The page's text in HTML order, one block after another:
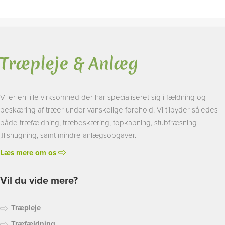
Vi er en lille virksomhed der har specialiseret sig i fældning og
beskæring af træer under vanskelige forehold. Vi tilbyder således
både træfældning, træbeskæring, topkapning, stubfræsning
,flishugning, samt mindre anlægsopgaver.
Læs mere om os
Vil du vide mere?
Træpleje